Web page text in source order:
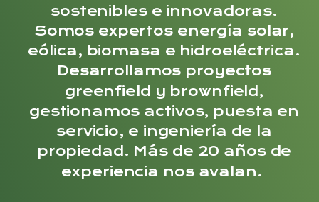
sostenibles e innovadoras.
Somos expertos energía solar,
eólica, biomasa e hidroeléctrica.
Desarrollamos proyectos
greenfield y brownfield,
gestionamos activos, puesta en
servicio, e ingeniería de la
propiedad. Más de 20 años de
experiencia nos avalan.